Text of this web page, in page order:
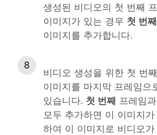
생성된 비디오의 첫 번째
이미지가 있는 경우 첫 번
이미지를 추가합니다.
비디오 생성을 위한 첫 번
이미지를 마지막 프레임으
있습니다. 첫 번째 프레임과
모두 추가하면 이 이미지
하여 이 이미지로 비디오가